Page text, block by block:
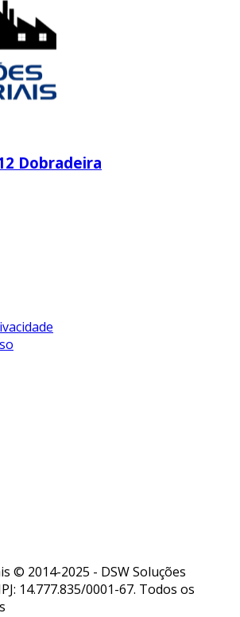
Dobradeira
© 2014-2025 - DSW Soluções
14.777.835/0001-67. Todos os